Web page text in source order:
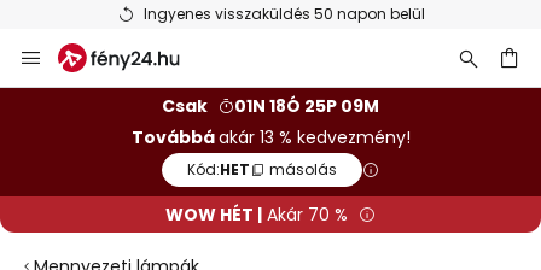
Ingyenes visszaküldés 50 napon belül
Ugrás
a
Csak
01N 18Ó 25P 08M
Továbbáakár 13 % kedvezmény!
Kód:HET másolás
WOW HÉT | Akár 70 %